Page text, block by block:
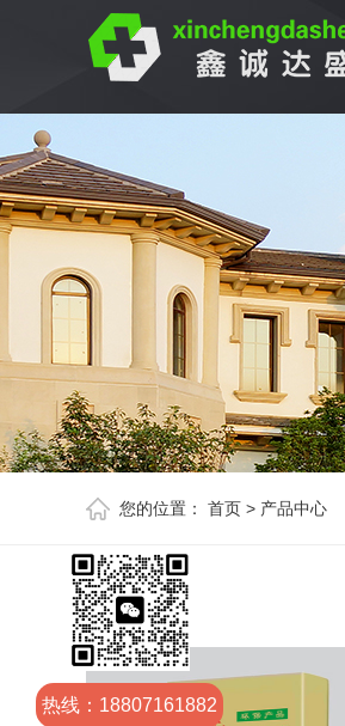
您的位置： 首页 > 产品中心
热线：18807161882